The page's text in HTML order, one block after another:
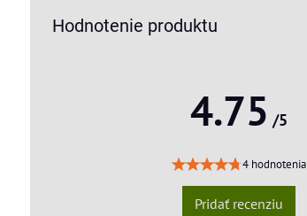
Hodnotenie produktu
4.75 /5
4 hodnotenia
Pridať recenziu